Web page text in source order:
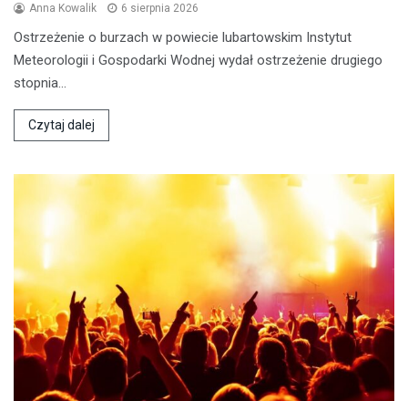
Anna Kowalik 6 sierpnia 2026
Ostrzeżenie o burzach w powiecie lubartowskim Instytut
Meteorologii i Gospodarki Wodnej wydał ostrzeżenie drugiego
stopnia…
Czytaj dalej